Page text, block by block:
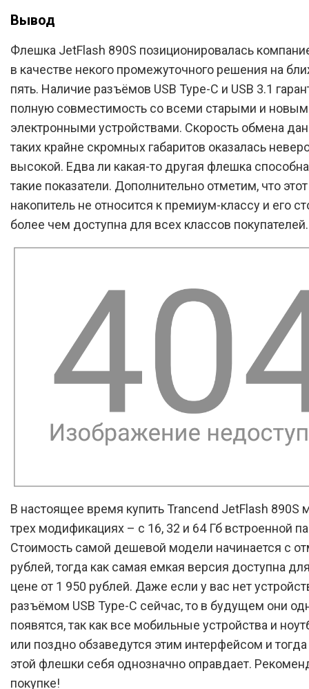
Вывод
Флешка JetFlash 890S позиционировалась
в качестве некого промежуточного решения на
пять. Наличие разъёмов USB Type-C и USB 3.1
полную совместимость со всеми старыми и
электронными устройствами. Скорость обмена
таких крайне скромных габаритов оказалась
высокой. Едва ли какая-то другая флешка
такие показатели. Дополнительно отметим, что
накопитель не относится к премиум-классу и его
более чем доступна для всех классов покупателей.
В настоящее время купить Trancend JetFlash 890S
трех модификациях – с 16, 32 и 64 Гб встроенной
Стоимость самой дешевой модели начинается с
рублей, тогда как самая емкая версия доступна
цене от 1 950 рублей. Даже если у вас нет
разъёмом USB Type-C сейчас, то в будущем они
появятся, так как все мобильные устройства и
или поздно обзаведутся этим интерфейсом и тогда
этой флешки себя однозначно оправдает.
покупке!